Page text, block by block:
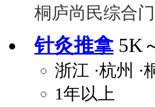
桐庐尚民综合
针灸推拿 5K
浙江 ·杭州 ·
1年以上